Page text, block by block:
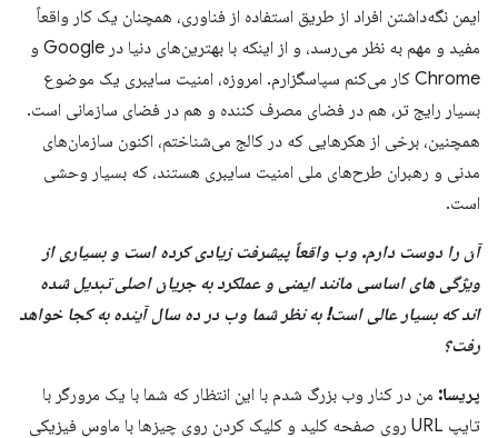
ایمن نگه‌داشتن افراد از طریق استفاده از فناوری، همچنان یک کار واقعاً
مفید و مهم به نظر می‌رسد، و از اینکه با بهترین‌های دنیا در Google و
Chrome کار می‌کنم سپاسگزارم. امروزه، امنیت سایبری یک موضوع
بسیار رایج تر، هم در فضای مصرف کننده و هم در فضای سازمانی است.
همچنین، برخی از هکرهایی که در کالج می‌شناختم، اکنون سازمان‌های
مدنی و رهبران طرح‌های ملی امنیت سایبری هستند، که بسیار وحشی
است.
آن را دوست دارم. وب واقعاً پیشرفت زیادی کرده است و بسیاری از
ویژگی های اساسی مانند ایمنی و عملکرد به جریان اصلی تبدیل شده
اند که بسیار عالی است! به نظر شما وب در ده سال آینده به کجا خواهد
رفت؟
پریسا: من در کنار وب بزرگ شدم با این انتظار که شما با یک مرورگر با
تایپ URL روی صفحه کلید و کلیک کردن روی چیزها با ماوس فیزیکی